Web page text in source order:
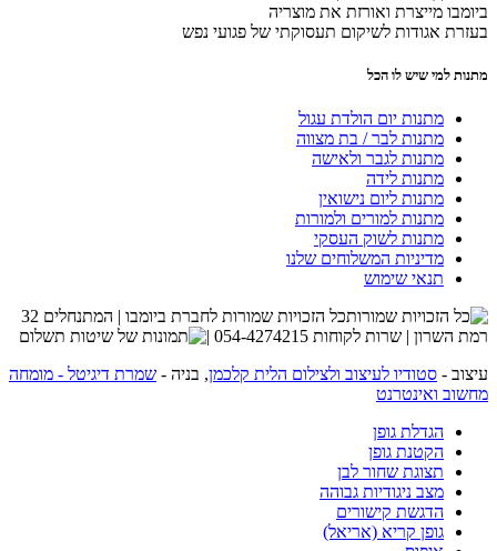
ביומבו מייצרת ואורזת את מוצריה
בעזרת אגודות לשיקום תעסוקתי של פגועי נפש
מתנות למי שיש לו הכל
מתנות יום הולדת עגול
מתנות לבר / בת מצווה
מתנות לגבר ולאישה
מתנות לידה
מתנות ליום נישואין
מתנות למורים ולמורות
מתנות לשוק העסקי
מדיניות המשלוחים שלנו
תנאי שימוש
כל הזכויות שמורות לחברת ביומבו | המתנחלים 32
רמת השרון | שרות לקוחות 054-4274215 |
עיצוב - סטודיו לעיצוב ולצילום הלית קלכמן, בניה - שמרת דיגיטל - מומחה
מחשוב ואינטרנט
הגדלת גופן
הקטנת גופן
תצוגת שחור לבן
מצב ניגודיות גבוהה
הדגשת קישורים
גופן קריא (אריאל)